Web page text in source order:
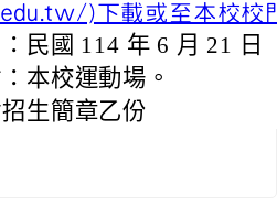
)下載或至本校校
民國 114 年 6 月 21 日
本校運動場。
生簡章乙份